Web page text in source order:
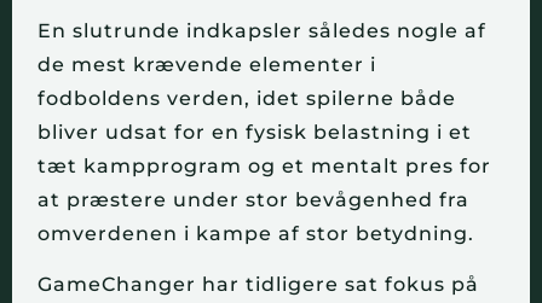
En slutrunde indkapsler således nogle af
de mest krævende elementer i
fodboldens verden, idet spilerne både
bliver udsat for en fysisk belastning i et
tæt kampprogram og et mentalt pres for
at præstere under stor bevågenhed fra
omverdenen i kampe af stor betydning.
GameChanger har tidligere sat fokus på